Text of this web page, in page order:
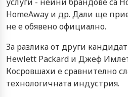
HomeAway и др. Дали ще
не е обявено официално.
За разлика от други
Hewlett Packard и Джеф
Косровшахи е сравнително
технологичната индустрия.